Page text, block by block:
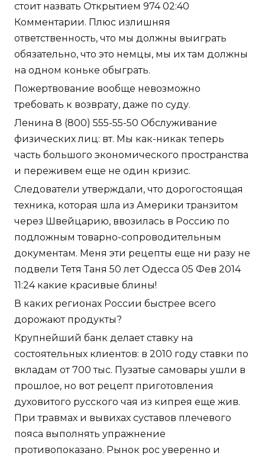
стоит назвать Открытием 974 02:40
Комментарии. Плюс излишняя
ответственность, что мы должны выиграть
обязательно, что это немцы, мы их там должны
на одном коньке обыграть.
Пожертвование вообще невозможно
требовать к возврату, даже по суду.
Ленина 8 (800) 555-55-50 Обслуживание
физических лиц: вт. Мы как-никак теперь
часть большого экономического пространства
и переживем еще не один кризис.
Следователи утверждали, что дорогостоящая
техника, которая шла из Америки транзитом
через Швейцарию, ввозилась в Россию по
подложным товарно-сопроводительным
документам. Меня эти рецепты еще ни разу не
подвели Тетя Таня 50 лет Одесса 05 Фев 2014
11:24 какие красивые блины!
В каких регионах России быстрее всего
дорожают продукты?
Крупнейший банк делает ставку на
состоятельных клиентов: в 2010 году ставки по
вкладам от 700 тыс. Пузатые самовары ушли в
прошлое, но вот рецепт приготовления
духовитого русского чая из кипрея еще жив.
При травмах и вывихах суставов плечевого
пояса выполнять упражнение
противопоказано. Рынок рос уверенно и